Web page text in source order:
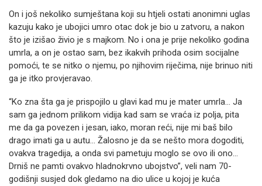
On i još nekoliko sumještana koji su htjeli ostati anonimni uglas
kazuju kako je ubojici umro otac dok je bio u zatvoru, a nakon
što je izišao živio je s majkom. No i ona je prije nekoliko godina
umrla, a on je ostao sam, bez ikakvih prihoda osim socijalne
pomoći, te se nitko o njemu, po njihovim riječima, nije brinuo niti
ga je itko provjeravao.
“Ko zna šta ga je prispojilo u glavi kad mu je mater umrla... Ja
sam ga jednom prilikom vidija kad sam se vraća iz polja, pita
me da ga povezen i jesan, iako, moran reći, nije mi baš bilo
drago imati ga u autu... Žalosno je da se nešto mora dogoditi,
ovakva tragedija, a onda svi pametuju moglo se ovo ili ono...
Drniš ne pamti ovakvo hladnokrvno ubojstvo”, veli nam 70-
godišnji susjed dok gledamo na dio ulice u kojoj je kuća